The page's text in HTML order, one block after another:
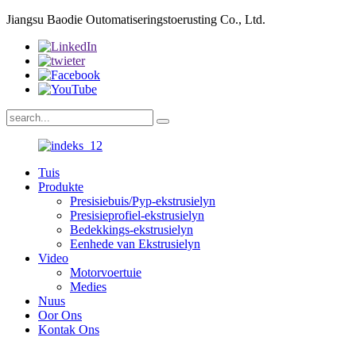
Jiangsu Baodie Outomatiseringstoerusting Co., Ltd.
Tuis
Produkte
Presisiebuis/Pyp-ekstrusielyn
Presisieprofiel-ekstrusielyn
Bedekkings-ekstrusielyn
Eenhede van Ekstrusielyn
Video
Motorvoertuie
Medies
Nuus
Oor Ons
Kontak Ons